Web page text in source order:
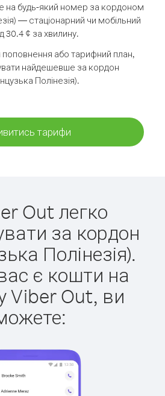
на будь-який номер за кордоном
— стаціонарний чи мобільний
30.4 ¢ за хвилину.
або тарифний план,
найдешевше за кордон
Полінезія).
тарифи
Out легко
за кордон
Полінезія).
є кошти на
Viber Out, ви